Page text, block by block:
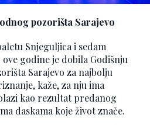
pozorišta Sarajevo
Snjeguljica i sedam
godine je dobila Godišnju
Sarajevo za najbolju
kaže, za nju ima
kao rezultat predanog
daskama koje život znače.